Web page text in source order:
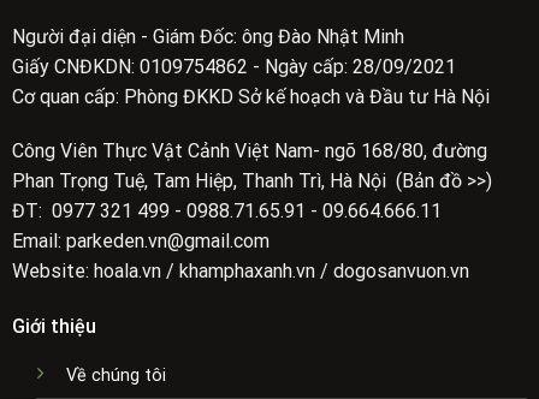
Người đại diện - Giám Đốc: ông Đào Nhật Minh
Giấy CNĐKDN: 0109754862 - Ngày cấp: 28/09/2021
Cơ quan cấp: Phòng ĐKKD Sở kế hoạch và Đầu tư Hà Nội
Công Viên Thực Vật Cảnh Việt Nam- ngõ 168/80, đường
Phan Trọng Tuệ, Tam Hiệp, Thanh Trì, Hà Nội (Bản đồ >>)
ĐT: 0977 321 499 - 0988.71.65.91 - 09.664.666.11
Email: parkeden.vn@gmail.com
Website: hoala.vn / khamphaxanh.vn / dogosanvuon.vn
Giới thiệu
Về chúng tôi